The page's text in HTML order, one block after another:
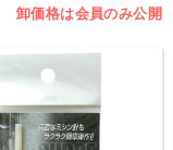
卸価格は会員のみ公開